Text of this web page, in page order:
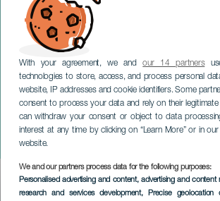
With your agreement, we andour 14 partners
technologies to store, access, and process personal
website, IP addresses and cookie identifiers. Some
consent to process your data and rely on their legitimate
can withdraw your consent or object to data
interest at any time by clicking on “Learn More” or in
website.
We and our partners process data for the following purposes:
Personalised advertising and content, advertising and
research and services development, Precise geolocation
Internationale
TENERIFE
Imagen
Listado